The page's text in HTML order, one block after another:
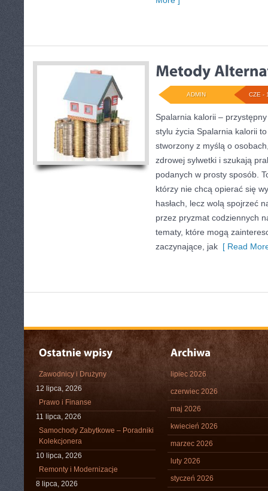
CZE -
ADMIN
Spalarnia kalorii –
stylu życia Spalarnia kalorii
stworzony z myślą o
zdrowej sylwetki i szukają
podanych w prosty sposób.
którzy nie chcą opierać się
hasłach, lecz wolą spojrzeć
przez pryzmat codziennych
tematy, które mogą
zaczynające, jak [ Read
Zawodnicy i Drużyny
12 lipca, 2026
Prawo i Finanse
11 lipca, 2026
Samochody Zabytkowe – Poradniki
Kolekcjonera
10 lipca, 2026
Remonty i Modernizacje
8 lipca, 2026
lipiec 2026
czerwiec 2026
maj 2026
kwiecień 2026
marzec 2026
luty 2026
styczeń 2026